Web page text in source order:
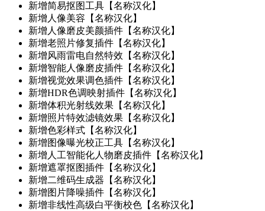
新增简易抠图工具【名称汉化】
新增 人像美容【名称汉化】
新增 人像磨皮美颜插件【名称汉化】
新增老照片修复插件【名称汉化】
新增风雨雷电自然特效【名称汉化】
新增智能人像磨皮插件【名称汉化】
新增视觉效果调色插件【名称汉化】
新增HDR色调映射插件【名称汉化】
新增体积光射线效果【名称汉化】
新增照片特效滤镜效果【名称汉化】
新增色彩样式【名称汉化】
新增图像曝光校正工具【名称汉化】
新增 人工智能化人物磨皮插件【名称汉化】
新增遮罩抠图插件【名称汉化】
新增二维码生成器【名称汉化】
新增图片降噪插件【名称汉化】
新增非线性高级白平衡校色【名称汉化】